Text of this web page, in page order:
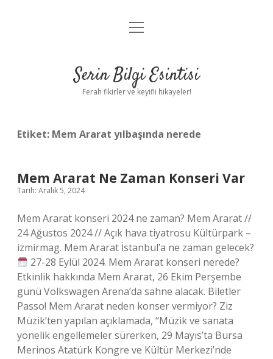
Anasayfa
Yasal Uyarı
menüyü
Serin Bilgi Esintisi
Ferah fikirler ve keyifli hikayeler!
Etiket: Mem Ararat yılbaşında nerede
Mem Ararat Ne Zaman Konseri Var
Tarih: Aralık 5, 2024
Mem Ararat konseri 2024 ne zaman? Mem Ararat //
24 Ağustos 2024 // Açık hava tiyatrosu Kültürpark –
izmirmag. Mem Ararat İstanbul’a ne zaman gelecek?
27-28 Eylül 2024. Mem Ararat konseri nerede?
Etkinlik hakkında Mem Ararat, 26 Ekim Perşembe
günü Volkswagen Arena’da sahne alacak. Biletler
Passo! Mem Ararat neden konser vermiyor? Ziz
Müzik’ten yapılan açıklamada, “Müzik ve sanata
yönelik engellemeler sürerken, 29 Mayıs’ta Bursa
Merinos Atatürk Kongre ve Kültür Merkezi’nde